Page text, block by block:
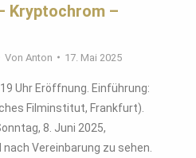
Kryptochrom –
Von Anton 17. Mai 2025
Uhr Eröffnung. Einführung:
Filminstitut, Frankfurt).
8. Juni 2025,
Vereinbarung zu sehen.